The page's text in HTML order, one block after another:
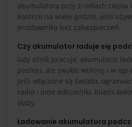
akumulatora przy źródłach
kontroli na wiele godzin, jeśli
prostownika bez zabezpieczeń.
Czy akumulator ładuje się
Gdy silnik pracuje, akumulator
postoju, ale zwykle wolniej i w
Jeśli włączone są światła,
radio i inne odbiorniki, bilans
słaby.
Ładowanie akumulatora